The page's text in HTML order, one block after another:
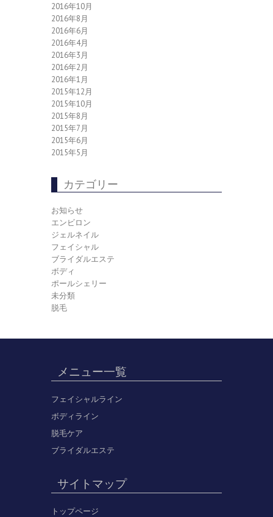
2016年10月
2016年8月
2016年6月
2016年4月
2016年3月
2016年2月
2016年1月
2015年12月
2015年10月
2015年8月
2015年7月
2015年6月
2015年5月
カテゴリー
お知らせ
エンビロン
ジェルネイル
フェイシャル
ブライダルエステ
ボディ
ポールシェリー
未分類
脱毛
メニュー一覧
フェイシャルライン
ボディライン
脱毛ケア
ブライダルエステ
サイトマップ
トップページ